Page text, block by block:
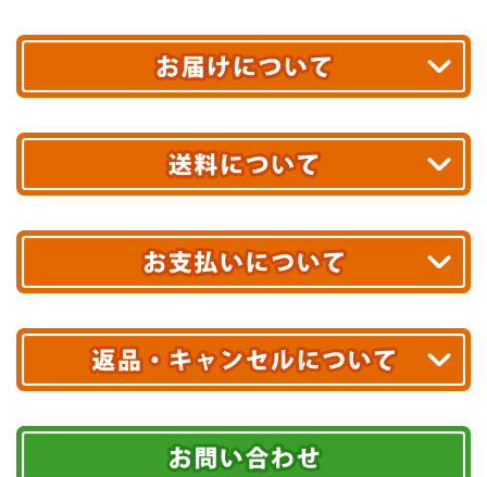
最短翌日お届け!
あす着エリアが対象です。
エリアやお届け日の確認はこちら▶
※ 配送業者による配送遅延が生じる可能性がございます。
※ 沖縄・離島はお届けできません。
送料無料!
10,000円未満 全国一律1,100円(税込)
配送業者
ヤマト運輸
お届け可能時間帯
クレジットカード
代金引換(現金のみ)
期限を含むルール（条件）や、お客様にご負担い
ただく費用がございます。